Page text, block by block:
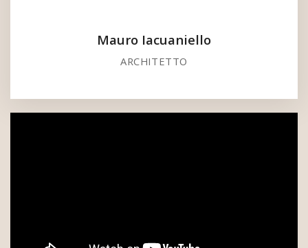
Mauro Iacuaniello
ARCHITETTO